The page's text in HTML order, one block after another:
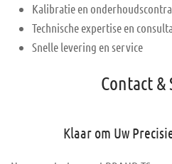
Kalibratie en
Technische expertise en
Snelle levering en service
Contact &
Klaar om Uw